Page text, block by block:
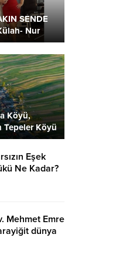
SENDE
Nur
Köyü,
Tepeler Köyü
Eşek
Ne Kadar?
Mehmet Emre
dünya